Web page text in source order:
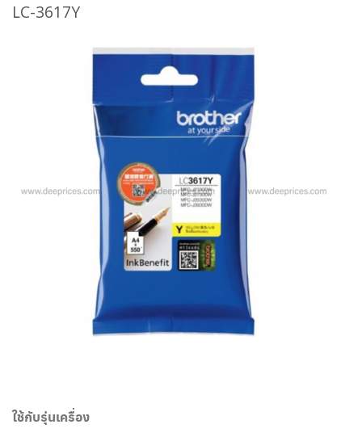
LC-3617Y
ใช้กับรุ่นเครื่อง